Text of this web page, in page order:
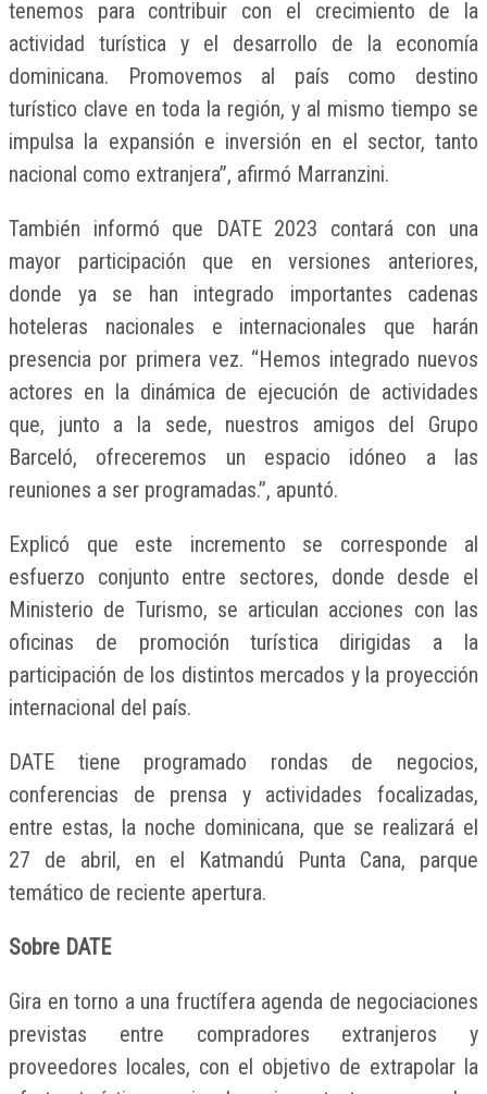
tenemos para contribuir con el crecimiento de la
actividad turística y el desarrollo de la economía
dominicana. Promovemos al país como destino
turístico clave en toda la región, y al mismo tiempo se
impulsa la expansión e inversión en el sector, tanto
nacional como extranjera”, afirmó Marranzini.
También informó que DATE 2023 contará con una
mayor participación que en versiones anteriores,
donde ya se han integrado importantes cadenas
hoteleras nacionales e internacionales que harán
presencia por primera vez. “Hemos integrado nuevos
actores en la dinámica de ejecución de actividades
que, junto a la sede, nuestros amigos del Grupo
Barceló, ofreceremos un espacio idóneo a las
reuniones a ser programadas.”, apuntó.
Explicó que este incremento se corresponde al
esfuerzo conjunto entre sectores, donde desde el
Ministerio de Turismo, se articulan acciones con las
oficinas de promoción turística dirigidas a la
participación de los distintos mercados y la proyección
internacional del país.
DATE tiene programado rondas de negocios,
conferencias de prensa y actividades focalizadas,
entre estas, la noche dominicana, que se realizará el
27 de abril, en el Katmandú Punta Cana, parque
temático de reciente apertura.
Sobre DATE
Gira en torno a una fructífera agenda de negociaciones
previstas entre compradores extranjeros y
proveedores locales, con el objetivo de extrapolar la